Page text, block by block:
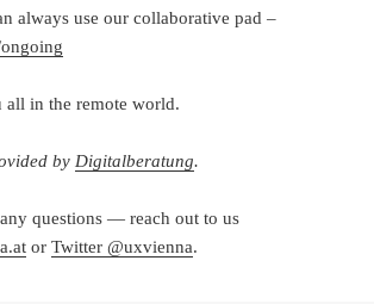
always use our collaborative pad –
all in the remote world.
by Digitalberatung.
questions — reach out to us
orTwitter @uxvienna.